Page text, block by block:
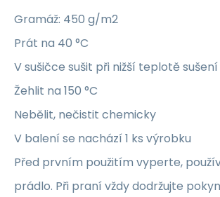
Gramáž: 450 g/m2
Prát na 40 °C
V sušičce sušit při nižší teplotě sušení
Žehlit na 150 °C
Nebělit, nečistit chemicky
V balení se nachází 1 ks výrobku
Před prvním použitím vyperte,
prádlo. Při praní vždy dodržujte